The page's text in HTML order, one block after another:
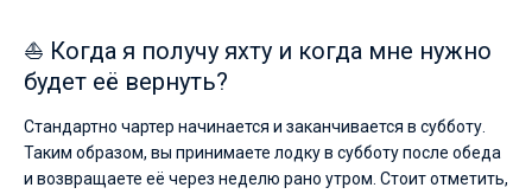
⛵ Когда я получу яхту и когда мне нужно
будет её вернуть?
Стандартно чартер начинается и заканчивается в субботу.
Таким образом, вы принимаете лодку в субботу после обеда
и возвращаете её через неделю рано утром. Стоит отметить,